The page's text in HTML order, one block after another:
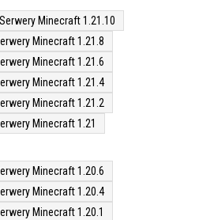
Serwery Minecraft 1.21.10
Minecraft 1.21.8
Minecraft 1.21.6
Minecraft 1.21.4
Minecraft 1.21.2
Minecraft 1.21
Minecraft 1.20.6
Minecraft 1.20.4
Minecraft 1.20.1